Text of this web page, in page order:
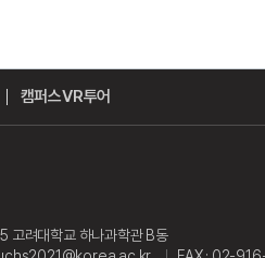
캠퍼스VR투어
고려대학교 하나과학관 B동